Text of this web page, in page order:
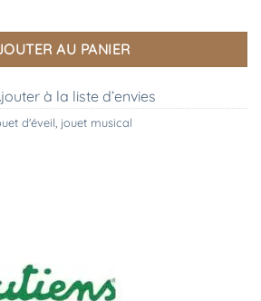
AU PANIER
à la liste d’envies
d'éveil, jouet musical